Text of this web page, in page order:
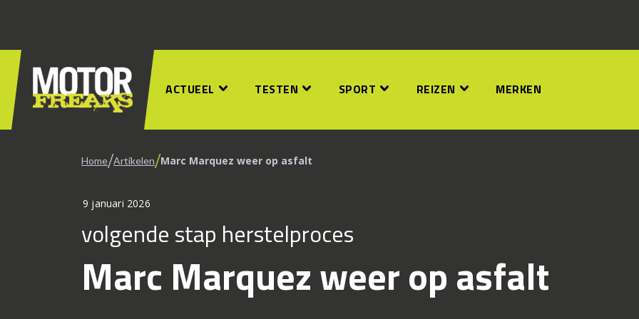
ACTUEEL TESTEN SPORT REIZEN MERKEN
Home/Artikelen/Marc Marquez weer op asfalt
9 januari 2026
volgende stap herstelproces
Marc Marquez weer op asfalt